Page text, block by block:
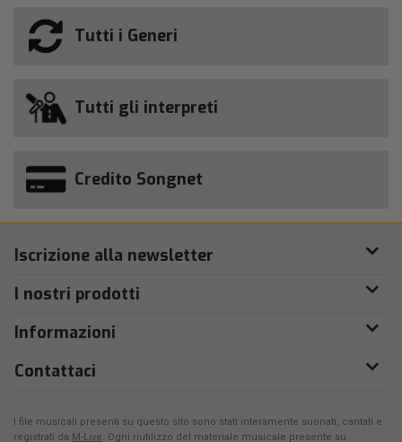
Tutti i Generi
Tutti gli interpreti
Credito Songnet
Iscrizione alla newsletter
I nostri prodotti
Informazioni
Contattaci
I file musicali presenti su questo sito sono stati interamente suonati, cantati e
registrati da M-Live. Ogni riutilizzo del materiale musicale presente su